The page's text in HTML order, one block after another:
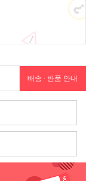
배송 · 반품 안내